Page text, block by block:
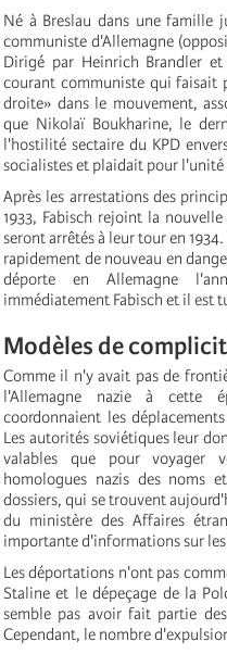
Né à Breslau dans une famille
communiste d'Allemagne
Dirigé par Heinrich Brandler
courant communiste qui faisait
droite» dans le mouvement,
que Nikolaï Boukharine, le
l'hostilité sectaire du KPD
socialistes et plaidait pour l'unité
Après les arrestations des
1933, Fabisch rejoint la
seront arrêtés à leur tour en
rapidement de nouveau en
déporte en Allemagne
immédiatement Fabisch et il est
Modèles de
Comme il n'y avait pas de
l'Allemagne nazie à cette
coordonnaient les
Les autorités soviétiques leur
valables que pour voyager
homologues nazis des noms
dossiers, qui se trouvent
du ministère des Affaires
importante d'informations sur
Les déportations n'ont pas
Staline et le dépeçage de la
semble pas avoir fait partie
Cependant, le nombre